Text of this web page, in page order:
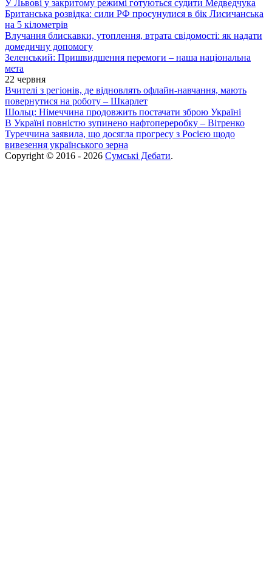
У Львові у закритому режимі готуються судити Медведчука
Британська розвідка: сили РФ просунулися в бік Лисичанська
на 5 кілометрів
Влучання блискавки, утоплення, втрата свідомості: як надати
домедичну допомогу
Зеленський: Пришвидшення перемоги – наша національна
мета
22 червня
Вчителі з регіонів, де відновлять офлайн-навчання, мають
повернутися на роботу – Шкарлет
Шольц: Німеччина продовжить постачати зброю Україні
В Україні повністю зупинено нафтопереробку – Вітренко
Туреччина заявила, що досягла прогресу з Росією щодо
вивезення українського зерна
Copyright © 2016 - 2026 Сумські Дебати.